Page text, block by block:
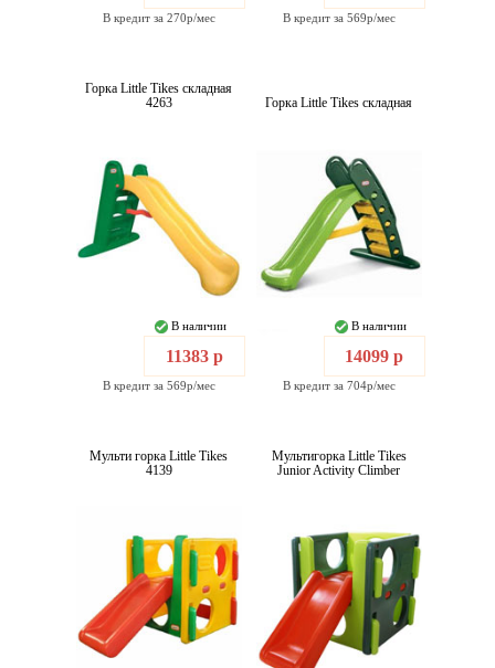
В кредит за 270р/мес В кредит за 569р/мес
Горка Little Tikes складная
4263
В наличии
11383 р
В кредит за 569р/мес
Горка Little Tikes складная
В наличии
14099 р
В кредит за 704р/мес
Мульти горка Little Tikes
4139
Мультигорка Little Tikes
Junior Activity Climber